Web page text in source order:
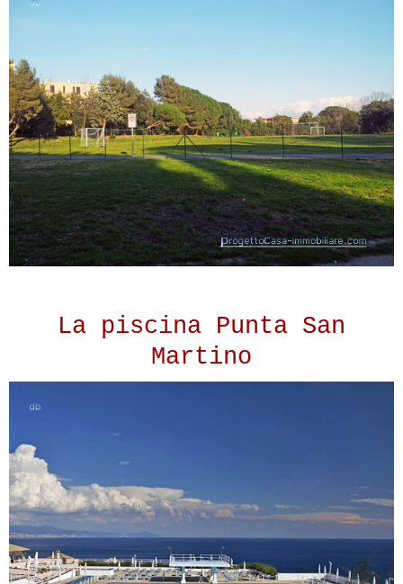
La piscina Punta San
Martino